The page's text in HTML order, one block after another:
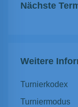
Nächste
Weitere
Turnierkodex
Turniermodus